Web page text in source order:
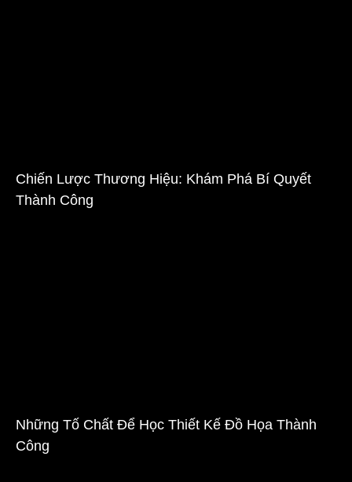
Chiến Lược Thương Hiệu: Khám Phá Bí Quyết
Thành Công
Những Tố Chất Để Học Thiết Kế Đồ Họa Thành
Công